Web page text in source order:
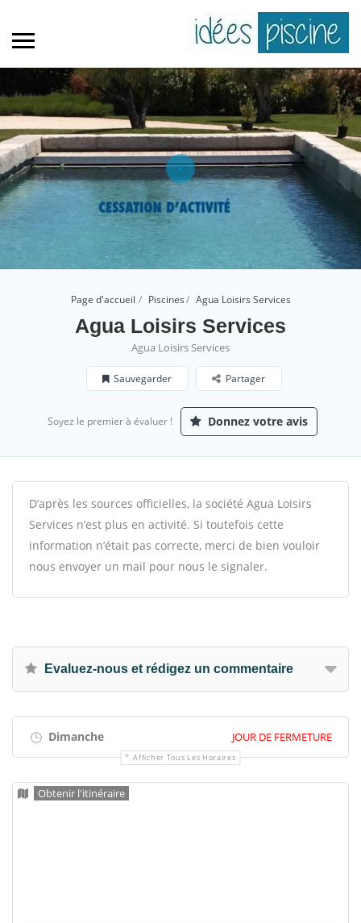
Page d'accueil Piscines Agua Loisirs Services
Agua Loisirs Services
Agua Loisirs Services
Sauvegarder Partager
Soyez le premier à évaluer ! Donnez votre avis
D’après les sources officielles, la société Agua Loisirs
Services n’est plus en activité. Si toutefois cette
information n’était pas correcte, merci de bien vouloir
nous envoyer un mail pour nous le signaler.
Evaluez-nous et rédigez un commentaire
Dimanche JOUR DE FERMETURE
Afficher Tous Les Horaires
Obtenir l'itinéraire